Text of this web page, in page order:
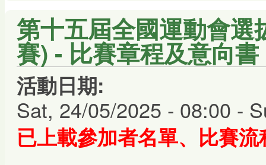
第十五屆全國運動會選
賽) - 比賽章程及意向
活動日期:
Sat, 24/05/2025 - 08:00 -
已上載參加者名單、比賽